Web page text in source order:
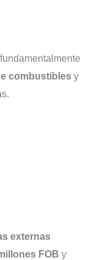
combustibles y
externas
FOB y